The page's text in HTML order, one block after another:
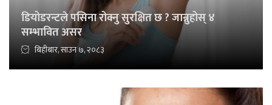
डियोडरन्टले पसिना रोक्नु सुरक्षित छ ? जान्नुहोस् ४
सम्भावित असर
बिहीबार, साउन ७, २०८३